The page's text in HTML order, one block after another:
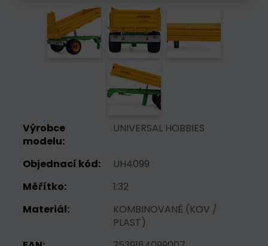
Výrobce
modelu:
UNIVERSAL HOBBIES
Objednací kód:
UH4099
Měřítko:
1:32
Materiál:
KOMBINOVANĚ (KOV /
PLAST)